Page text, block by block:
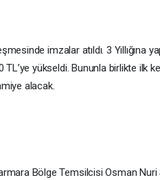
imzalar atıldı. 3 Yıllığına
yükseldi. Bununla birlikte ilk
alacak.
Bölge Temsilcisi Osman